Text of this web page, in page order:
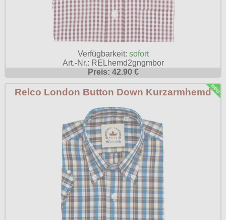
Poizen Industries
Queen of Darkness
Restyle
Rockabella
Spin Doctor
Surplus
Vixxsin
Voodoo Vixen
Warrior Clothing
Gothic Shop
Hot Rod
Punkrock
Rockabilly
Mods
Verfügbarkeit: sofort
Art.-Nr.: RELhemd2gngmbor
Preis: 42.90 €
Relco London Button Down Kurzarmhemd